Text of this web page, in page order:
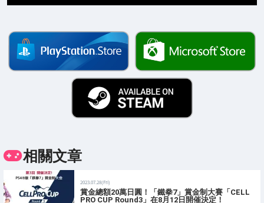
相關文章
2023.07.28(Fri)
賞金總額20萬日圓！「鐵拳7」賞金制大賽「CELL
PRO CUP Round3」在8月12日開催決定！